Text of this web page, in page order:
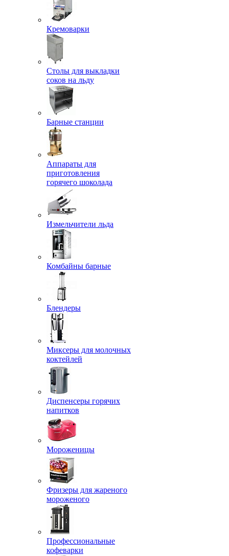
Кремоварки
Столы для выкладки
соков на льду
Барные станции
Аппараты для
приготовления
горячего шоколада
Измельчители льда
Комбайны барные
Блендеры
Миксеры для молочных
коктейлей
Диспенсеры горячих
напитков
Мороженицы
Фризеры для жареного
мороженого
Профессиональные
кофеварки